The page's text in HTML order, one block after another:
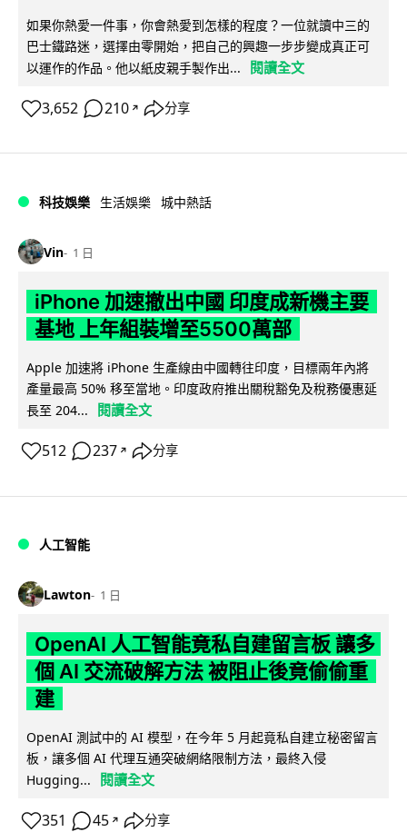
如果你熱愛一件事，你會熱愛到怎樣的程度？一位就讀中三的
巴士鐵路迷，選擇由零開始，把自己的興趣一步步變成真正可
以運作的作品。他以紙皮親手製作出...
閱讀全文
3,652 210 ↗ 分享
科技娛樂 生活娛樂 城中熱話
Vin 1 日
iPhone 加速撤出中國 印度成新機主要
基地 上年組裝增至5500萬部
Apple 加速將 iPhone 生產線由中國轉往印度，目標兩年內將
產量最高 50% 移至當地。印度政府推出關稅豁免及稅務優惠延
長至 204...
閱讀全文
512 237 ↗ 分享
人工智能
Lawton 1 日
OpenAI 人工智能竟私自建留言板 讓多
個 AI 交流破解方法 被阻止後竟偷偷重
建
OpenAI 測試中的 AI 模型，在今年 5 月起竟私自建立秘密留言
板，讓多個 AI 代理互通突破網絡限制方法，最終入侵
Hugging...
閱讀全文
351 45 ↗ 分享